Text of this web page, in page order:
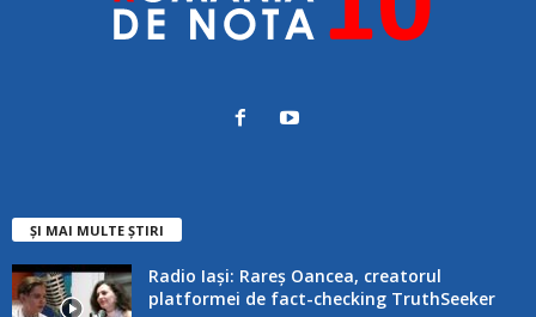
ȘI MAI MULTE ȘTIRI
Radio Iași: Rareș Oancea, creatorul
platformei de fact-checking TruthSeeker